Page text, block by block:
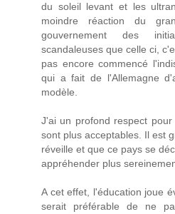
du soleil levant et les
moindre réaction du
gouvernement des
scandaleuses que celle ci,
pas encore commencé
qui a fait de l'Allemagne
modèle.
J'ai un profond respect
sont plus acceptables. Il est
réveille et que ce pays se
appréhender plus
A cet effet, l'éducation joue
serait préférable de ne